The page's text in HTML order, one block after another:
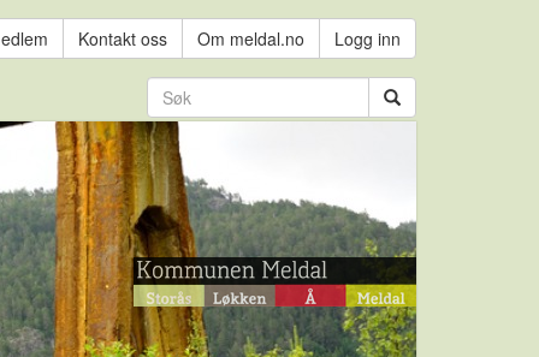
Kontakt oss Om meldal.no Logg inn